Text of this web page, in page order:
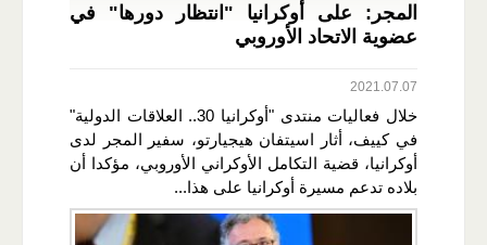
المجر: على أوكرانيا "انتظار دورها" في
عضوية الاتحاد الأوروبي
2021.07.07
خلال فعاليات منتدى "أوكرانيا 30.. العلاقات الدولية"
في كييف، أثار اسيتفان هيجيارتو، سفير المجر لدى
أوكرانيا، قضية التكامل الأوكراني الأوروبي، مؤكدا أن
بلاده تدعم مسيرة أوكرانيا على هذا...